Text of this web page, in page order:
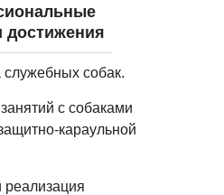
достижения
служебных собак.
с собаками
караульной
реализация